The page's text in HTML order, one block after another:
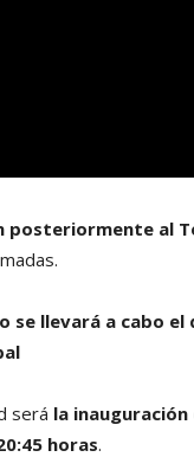
posteriormente al
se llevará a cabo
será la
horas.